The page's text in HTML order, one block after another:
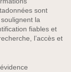
sont
la
fiables et
l’accès et